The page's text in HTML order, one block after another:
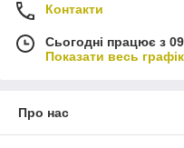
Контакти
Сьогодні працює з
Показати весь
Про нас